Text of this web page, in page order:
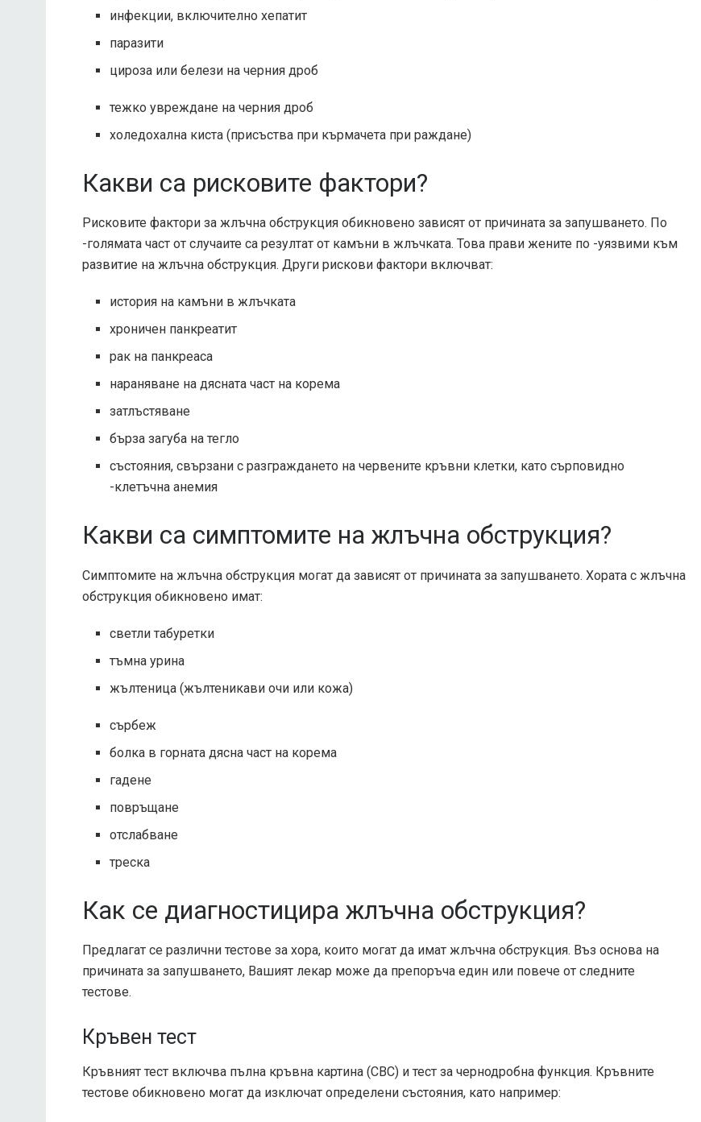
инфекции, включително хепатит
паразити
цироза или белези на черния дроб
тежко увреждане на черния дроб
холедохална киста (присъства при кърмачета при раждане)
Какви са рисковите фактори?
Рисковите фактори за жлъчна обструкция обикновено зависят от причината за запушването. По
-голямата част от случаите са резултат от камъни в жлъчката. Това прави жените по -уязвими към
развитие на жлъчна обструкция. Други рискови фактори включват:
история на камъни в жлъчката
хроничен панкреатит
рак на панкреаса
нараняване на дясната част на корема
затлъстяване
бърза загуба на тегло
състояния, свързани с разграждането на червените кръвни клетки, като сърповидно
-клетъчна анемия
Какви са симптомите на жлъчна обструкция?
Симптомите на жлъчна обструкция могат да зависят от причината за запушването. Хората с жлъчна
обструкция обикновено имат:
светли табуретки
тъмна урина
жълтеница (жълтеникави очи или кожа)
сърбеж
болка в горната дясна част на корема
гадене
повръщане
отслабване
треска
Как се диагностицира жлъчна обструкция?
Предлагат се различни тестове за хора, които могат да имат жлъчна обструкция. Въз основа на
причината за запушването, Вашият лекар може да препоръча един или повече от следните
тестове.
Кръвен тест
Кръвният тест включва пълна кръвна картина (CBC) и тест за чернодробна функция. Кръвните
тестове обикновено могат да изключат определени състояния, като например: